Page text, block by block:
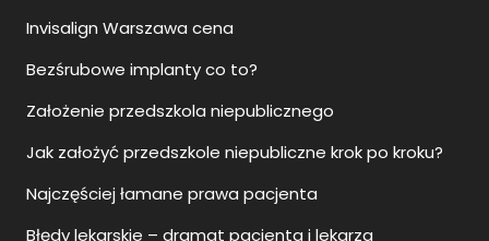
Invisalign Warszawa cena
Bezśrubowe implanty co to?
Założenie przedszkola niepublicznego
Jak założyć przedszkole niepubliczne krok po kroku?
Najczęściej łamane prawa pacjenta
Błędy lekarskie – dramat pacjenta i lekarza